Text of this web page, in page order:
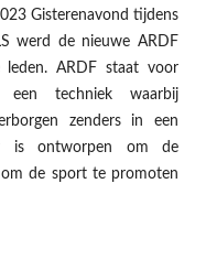
Gisterenavond tijdens
werd de nieuwe ARDF
leden. ARDF staat voor
een techniek waarbij
zenders in een
is ontworpen om de
de sport te promoten